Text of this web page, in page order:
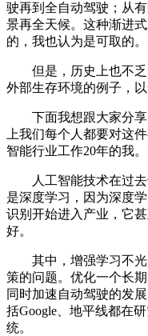
驶再到全自动驾驶；从
景再全天候。这种渐进
的，我也认为是可取的。
但是，历史上也不乏
外部生存环境的例子，
下面我想跟大家分享
上我们每个人都要对这
智能行业工作20年的我。
人工智能技术在过去
是深度学习，因为深度
识别开始进入产业，它
好。
其中，增强学习不光
策的问题。优化一个长
同时加速自动驾驶的发
括Google、地平线都在
统。